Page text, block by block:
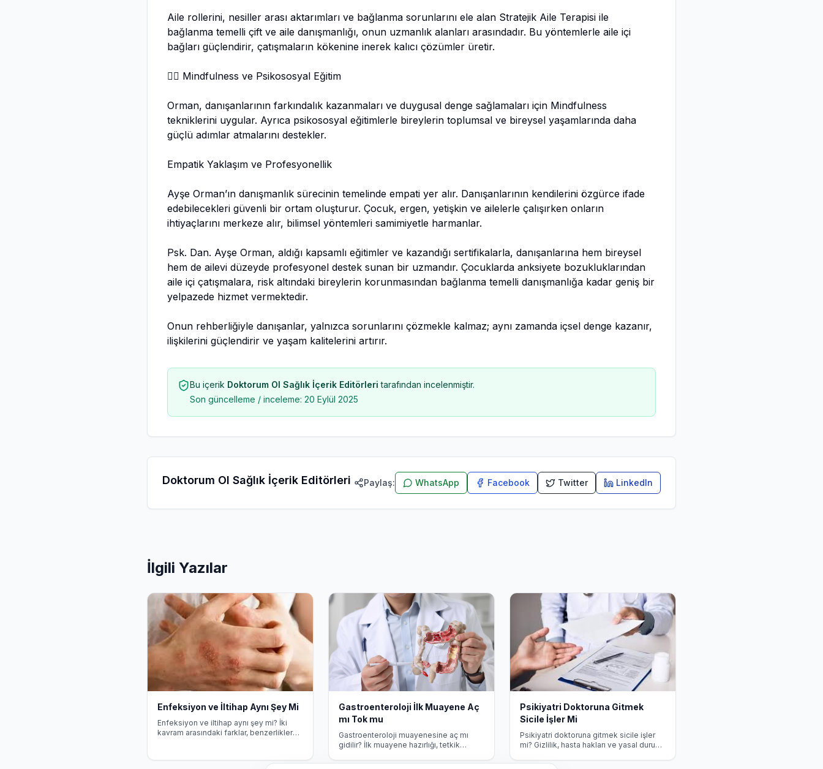
Aile rollerini, nesiller arası aktarımları ve bağlanma sorunlarını ele alan Stratejik Aile Terapisi ile
bağlanma temelli çift ve aile danışmanlığı, onun uzmanlık alanları arasındadır. Bu yöntemlerle aile içi
bağları güçlendirir, çatışmaların kökenine inerek kalıcı çözümler üretir.
🧘‍♀️ Mindfulness ve Psikososyal Eğitim
Orman, danışanlarının farkındalık kazanmaları ve duygusal denge sağlamaları için Mindfulness
tekniklerini uygular. Ayrıca psikososyal eğitimlerle bireylerin toplumsal ve bireysel yaşamlarında daha
güçlü adımlar atmalarını destekler.
Empatik Yaklaşım ve Profesyonellik
Ayşe Orman’ın danışmanlık sürecinin temelinde empati yer alır. Danışanlarının kendilerini özgürce ifade
edebilecekleri güvenli bir ortam oluşturur. Çocuk, ergen, yetişkin ve ailelerle çalışırken onların
ihtiyaçlarını merkeze alır, bilimsel yöntemleri samimiyetle harmanlar.
Psk. Dan. Ayşe Orman, aldığı kapsamlı eğitimler ve kazandığı sertifikalarla, danışanlarına hem bireysel
hem de ailevi düzeyde profesyonel destek sunan bir uzmandır. Çocuklarda anksiyete bozukluklarından
aile içi çatışmalara, risk altındaki bireylerin korunmasından bağlanma temelli danışmanlığa kadar geniş bir
yelpazede hizmet vermektedir.
Onun rehberliğiyle danışanlar, yalnızca sorunlarını çözmekle kalmaz; aynı zamanda içsel denge kazanır,
ilişkilerini güçlendirir ve yaşam kalitelerini artırır.
Bu içerik Doktorum Ol Sağlık İçerik Editörleri tarafından incelenmiştir.
Son güncelleme / inceleme: 20 Eylül 2025
Doktorum Ol Sağlık İçerik Editörleri Paylaş: WhatsApp Facebook Twitter LinkedIn
İlgili Yazılar
Enfeksiyon ve İltihap Aynı Şey Mi
Enfeksiyon ve iltihap aynı şey mi? İki
kavram arasındaki farklar, benzerlikler
Gastroenteroloji İlk Muayene Aç
mı Tok mu
Gastroenteroloji muayenesine aç mı
gidilir? İlk muayene hazırlığı, tetkik
edilmesi gereken noktalar.
Psikiyatri Doktoruna Gitmek
Sicile İşler Mi
Psikiyatri doktoruna gitmek sicile işler
mi? Gizlilik, hasta hakları ve yasal durum